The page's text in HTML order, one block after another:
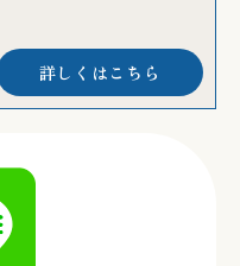
詳しくはこちら